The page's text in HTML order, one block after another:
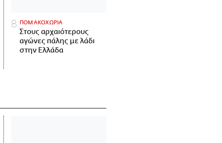
ΠΟΜΑΚΟΧΩΡΙΑ
Στους αρχαιότερους
αγώνες πάλης με λάδι
στην Ελλάδα